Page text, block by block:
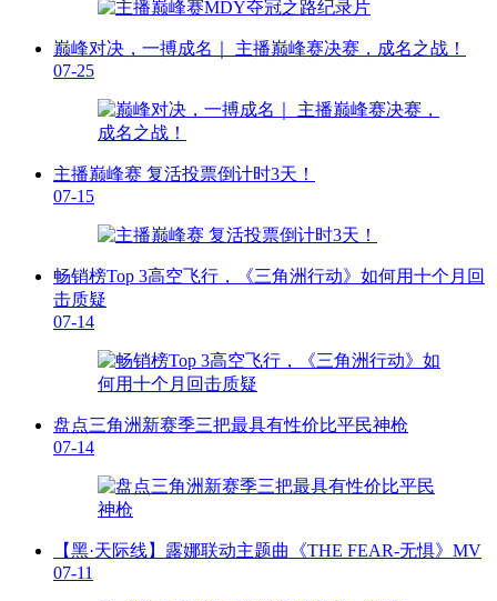
巅峰对决，一搏成名｜ 主播巅峰赛决赛，成名之战！
07-25
主播巅峰赛 复活投票倒计时3天！
07-15
畅销榜Top 3高空飞行，《三角洲行动》如何用十个月回
击质疑
07-14
盘点三角洲新赛季三把最具有性价比平民神枪
07-14
【黑·天际线】露娜联动主题曲《THE FEAR-无惧》MV
07-11